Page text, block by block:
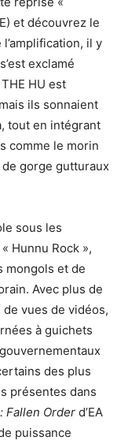
et découvrez le
l’amplification, il y
exclamé
HU est
ils sonnaient
tout en intégrant
comme le morin
gorge gutturaux
sous les
Hunnu Rock »,
mongols et de
Avec plus de
vues de vidéos,
à guichets
des plus
présentes dans
Fallen Order d’EA
puissance